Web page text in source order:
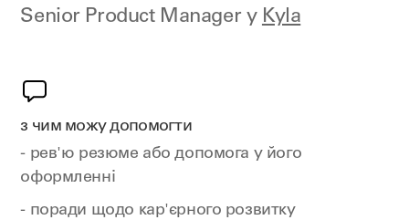
Senior Product Manager у Kyla
з чим можу допомогти
- рев'ю резюме або допомога у його
оформленні
- поради щодо кар'єрного розвитку